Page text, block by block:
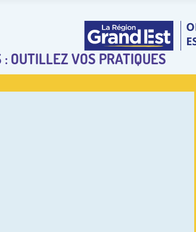
: OUTILLEZ VOS PRATIQUES